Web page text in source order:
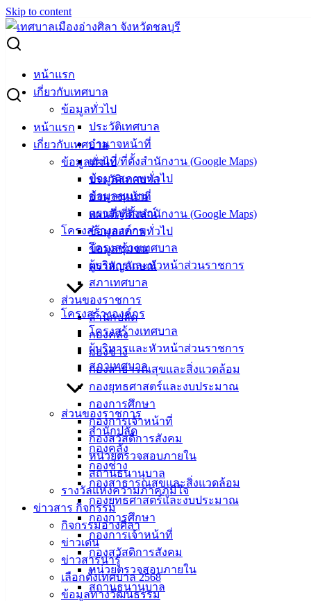
Skip to content
หน้าแรก
เกี่ยวกับเทศบาล
ข้อมูลทั่วไป
ประวัติเทศบาล
อำนาจหน้าที่
แผนที่/ที่ตั้งสำนักงาน (Google Maps)
ข้อมูลสภาพทั่วไป
ข้อมูลชุมชน
ตราสัญลักษณ์
โครงสร้างองค์กร
โครงสร้างเทศบาล
ผู้บริหารและหัวหน้าส่วนราชการ
สภาเทศบาล
ส่วนของราชการ
สำนักปลัด
กองคลัง
กองช่าง
กองสาธารณสุขและสิ่งแวดล้อม
กองยุทธศาสตร์และงบประมาณ
กองการศึกษา
กองการเจ้าหน้าที่
กองสวัสดิการสังคม
หน่วยตรวจสอบภายใน
สถานธนานุบาล
รางวัลแห่งความภาคภูมิใจ
ข่าวสาร กิจกรรม
กิจกรรมอ่างศิลา
ข่าวเด่น
ข่าวสารน่ารู้
เลือกตั้งเทศบาล 2568
ข้อมูลทางวัฒนธรรม
หน้าแรก
เกี่ยวกับเทศบาล
ข้อมูลทั่วไป
ประวัติเทศบาล
อำนาจหน้าที่
แผนที่/ที่ตั้งสำนักงาน (Google Maps)
ข้อมูลสภาพทั่วไป
ข้อมูลชุมชน
ตราสัญลักษณ์
โครงสร้างองค์กร
โครงสร้างเทศบาล
ผู้บริหารและหัวหน้าส่วนราชการ
สภาเทศบาล
ส่วนของราชการ
สำนักปลัด
กองคลัง
กองช่าง
กองสาธารณสุขและสิ่งแวดล้อม
กองยุทธศาสตร์และงบประมาณ
กองการศึกษา
กองการเจ้าหน้าที่
กองสวัสดิการสังคม
หน่วยตรวจสอบภายใน
สถานธนานุบาล
Search for:
ผู้ชนะการเสนอราคา ซื้อพร้อมติดตั้งระบบกล้องวงจรปิด
(CCTV) บริเวณอาคารจอดรถ ซ.2 ถ.มิตรสัมพันธ์
ผู้ชนะการเสนอราคา ซื้อพร้อมติดตั้งระบบ
กล้องวงจรปิด (CCTV) บริเวณอาคารจอด
รถ ซ.2 ถ.มิตรสัมพันธ์
พฤษภาคม 30, 2024พฤษภาคม 30, 2024
vichakarn
จัดซื้อจัดจ้าง,ประกาศผู้ชนะ
ซื้อพร้อมติดตั้งระบบกล้องวงจรปิด (CCTV)
เมืองอ่าง
เทศบาลเมือง
อ.เมือง จ.ชลบุรี
ติดต่อ :038-
142-100-104
บริการ
ประชาชน